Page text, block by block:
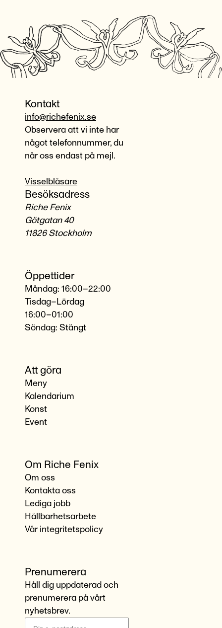
Öppettider
Måndag: 16:00–22:00
Tisdag–Lördag
16:00–01:00
Söndag: Stängt
Att göra
Meny
Kalendarium
Konst
Event
Om Riche Fenix
Om oss
Kontakta oss
Lediga jobb
Hållbarhetsarbete
Vår integritetspolicy
Kontakt
info@richefenix.se
Observera att vi inte har
något telefonnummer, du
når oss endast på mejl.
Visselblåsare
Besöksadress
Riche Fenix
Götgatan 40
11826 Stockholm
Prenumerera
Håll dig uppdaterad och
prenumerera på vårt
nyhetsbrev.